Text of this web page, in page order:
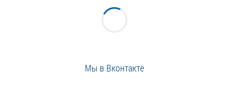
Мы в Вконтакте